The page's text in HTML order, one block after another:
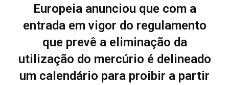
Europeia anunciou que com a
entrada em vigor do regulamento
que prevê a eliminação da
utilização do mercúrio é delineado
um calendário para proibir a partir